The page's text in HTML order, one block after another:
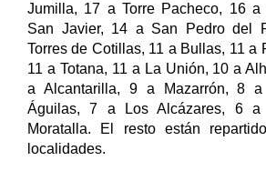
Jumilla, 17 a Torre Pacheco, 16
San Javier, 14 a San Pedro del
Torres de Cotillas, 11 a Bullas, 11 a
11 a Totana, 11 a La Unión, 10 a
a Alcantarilla, 9 a Mazarrón, 8
Águilas, 7 a Los Alcázares, 6
Moratalla. El resto están
localidades.